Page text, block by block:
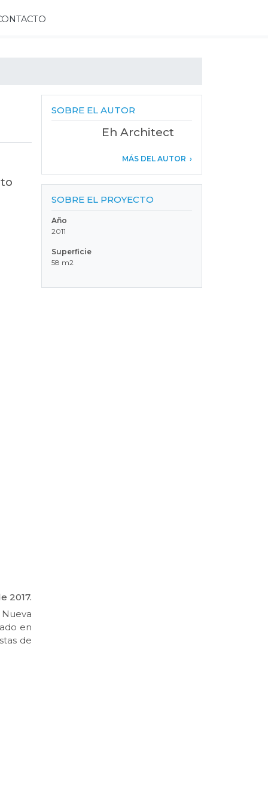
2017.
en
de
SOBRE EL AUTOR
Eh Architect
MÁS DEL AUTOR
SOBRE EL PROYECTO
Año
2011
Superficie
58 m2